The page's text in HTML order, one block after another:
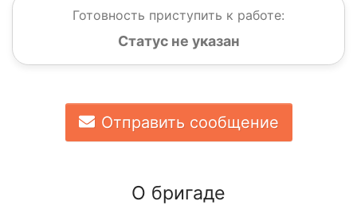
Готовность приступить к работе:
Статус не указан
Отправить сообщение
О бригаде